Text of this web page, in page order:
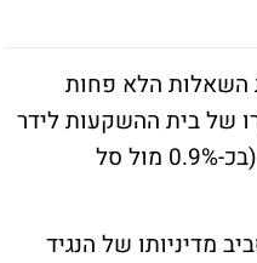
השאלות הלא פחות
של בית ההשקעות לידר
ושות', כי כפי שהוא צפה, בתחילת החודש מסתמנת מגמת פיחות מתון בשקל (בכ-0.9% מול סל
מדיניותו של הנגיד